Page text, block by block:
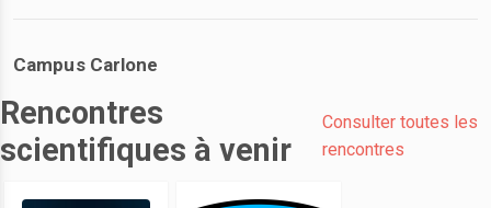
Campus Carlone
Rencontres
scientifiques à venir
Consulter toutes les
rencontres